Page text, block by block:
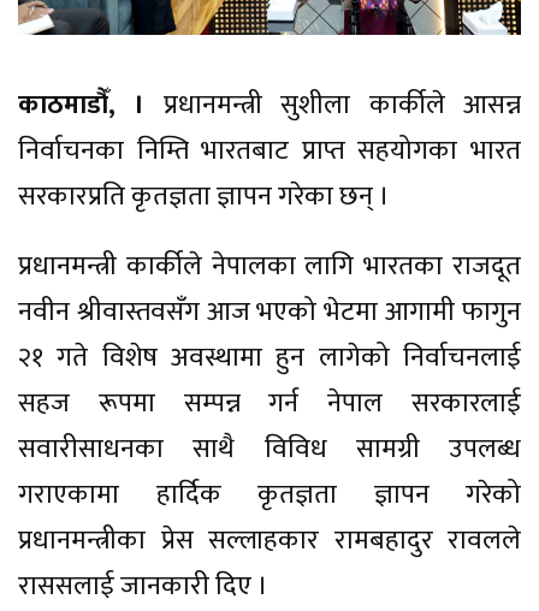
काठमाडौँ, । प्रधानमन्त्री सुशीला कार्कीले आसन्न
निर्वाचनका निम्ति भारतबाट प्राप्त सहयोगका भारत
सरकारप्रति कृतज्ञता ज्ञापन गरेका छन् ।
प्रधानमन्त्री कार्कीले नेपालका लागि भारतका राजदूत
नवीन श्रीवास्तवसँग आज भएको भेटमा आगामी फागुन
२१ गते विशेष अवस्थामा हुन लागेको निर्वाचनलाई
सहज रूपमा सम्पन्न गर्न नेपाल सरकारलाई
सवारीसाधनका साथै विविध सामग्री उपलब्ध
गराएकामा हार्दिक कृतज्ञता ज्ञापन गरेको
प्रधानमन्त्रीका प्रेस सल्लाहकार रामबहादुर रावलले
राससलाई जानकारी दिए ।